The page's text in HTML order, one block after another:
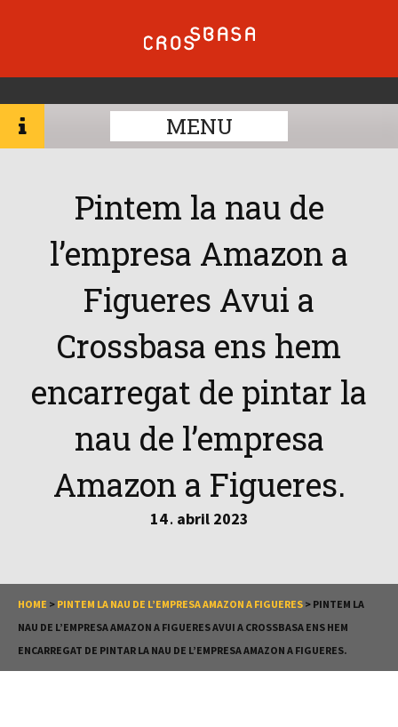
MENU
Pintem la nau de
l’empresa Amazon a
Figueres Avui a
Crossbasa ens hem
encarregat de pintar la
nau de l’empresa
Amazon a Figueres.
14. abril 2023
HOME > PINTEM LA NAU DE L’EMPRESA AMAZON A FIGUERES > PINTEM LA
NAU DE L’EMPRESA AMAZON A FIGUERES AVUI A CROSSBASA ENS HEM
ENCARREGAT DE PINTAR LA NAU DE L’EMPRESA AMAZON A FIGUERES.